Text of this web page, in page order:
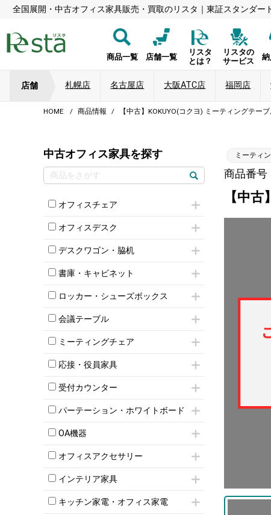
全国展開・中古オフィス家具販売・買取のリスタ｜東証スタンダ
商品一覧 店舗一覧
リスタ
とは？
リスタの
サービス
納
店舗 札幌店 名古屋店 大阪ATC店 福岡店
HOME 商品情報 【中古】KOKUYO(コクヨ) ミーティングテー
中古オフィス家具を探す
オフィスチェア
肘付きチェア
肘無しチェア
役員チェア
オフィスチェアその他
オフィスデスク
片袖机
フリーアドレスデスク（ベンチデスク）
昇降デスク
両袖机
デスクワゴン・脇机
インワゴン2段
インワゴン3段
脇机
書庫・キャビネット
ハイキャビネット
ローキャビネット
両開きキャビネット
上下連結キャビネット
軽量ラック（スチールラック）
収納家具その他
オープン書庫
両開書庫
引き違い書庫
ロッカー・シューズボックス
1人用ロッカー
2人用ロッカー
3人用ロッカー
5人用ロッカー
8人用ロッカー
多人数ロッカー
シリンダー錠ロッカー
ダイヤル錠ロッカー
ボタン錠ロッカー
シューズロッカー・下駄箱
ロッカーその他
会議テーブル
ミーティングテーブル
スタッキングテーブル
ネスティングテーブル
カウンターテーブル
T字脚テーブル
会議テーブルW1200～
会議テーブルW1800～
折りたたみ会議テーブル
ハイテーブル
ミーティングチェア
キャスター付きミーティングチェア
スタッキングミーティングチェア
テーブル付きミーティングチェア
折りたたみミーティングチェア
ハイチェア
ミーティングチェアその他
応接・役員家具
応接セット
応接ソファ
応接チェア
応接・役員家具その他
受付カウンター
ハイカウンター
ローカウンター
ラウンジカウンター
パーテーション・ホワイトボード
パーテーション
自立タイプパーテーション
パーテーションその他
壁掛けホワイトボード
ホワイトボードその他
OA機器
iPad
電話機（ビジネスフォン）
シュレッダー
スクリーン
オフィスアクセサリー
チェア用台車
演台・講演台・演説台
防音パネル
インテリア家具
モールドチェア
ダイニングチェア
キッチン家電・オフィス家電
ミーティ
商品番号
【中